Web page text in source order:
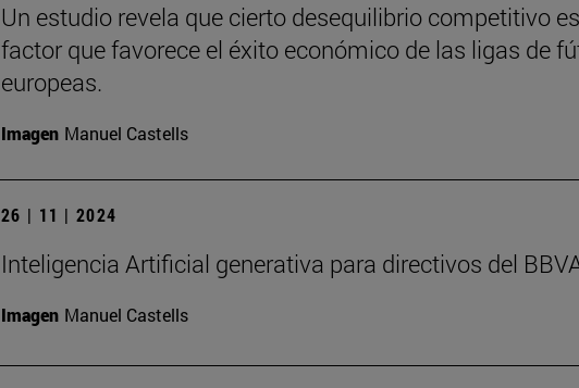
Un estudio revela que cierto desequilibrio competitivo
factor que favorece el éxito económico de las ligas de
europeas.
Imagen Manuel Castells
26 | 11 | 2024
Inteligencia Artificial generativa para directivos del
Imagen Manuel Castells